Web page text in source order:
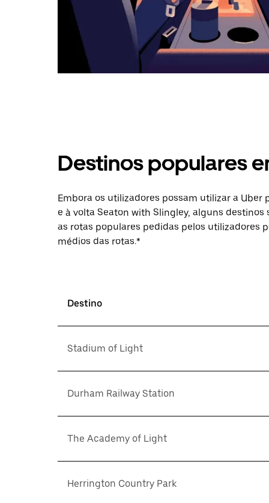
Destinos populares
Embora os utilizadores possam utilizar a
e à volta Seaton with Slingley, alguns
as rotas populares pedidas pelos utilizadores
médios das rotas.*
Destino
Stadium of Light
Durham Railway Station
The Academy of Light
Herrington Country Park